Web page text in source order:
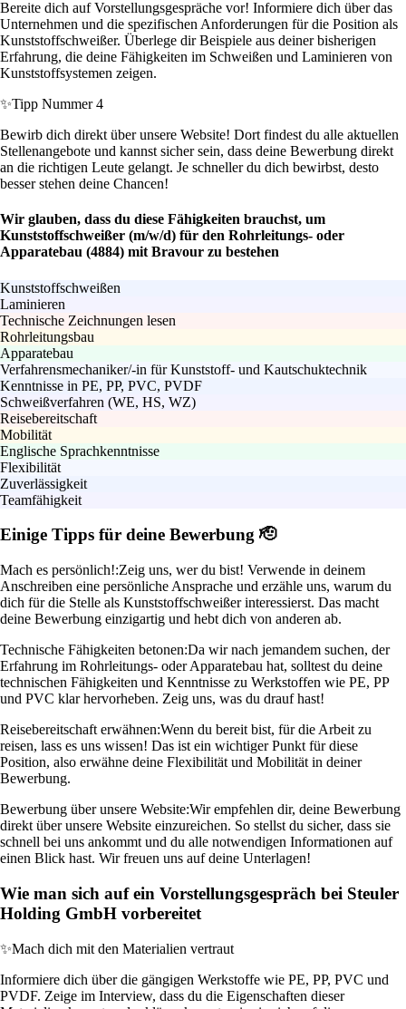
Bereite dich auf Vorstellungsgespräche vor! Informiere dich über das
Unternehmen und die spezifischen Anforderungen für die Position als
Kunststoffschweißer. Überlege dir Beispiele aus deiner bisherigen
Erfahrung, die deine Fähigkeiten im Schweißen und Laminieren von
Kunststoffsystemen zeigen.
✨Tipp Nummer 4
Bewirb dich direkt über unsere Website! Dort findest du alle aktuellen
Stellenangebote und kannst sicher sein, dass deine Bewerbung direkt
an die richtigen Leute gelangt. Je schneller du dich bewirbst, desto
besser stehen deine Chancen!
Wir glauben, dass du diese Fähigkeiten brauchst, um
Kunststoffschweißer (m/w/d) für den Rohrleitungs- oder
Apparatebau (4884) mit Bravour zu bestehen
Kunststoffschweißen
Laminieren
Technische Zeichnungen lesen
Rohrleitungsbau
Apparatebau
Verfahrensmechaniker/-in für Kunststoff- und Kautschuktechnik
Kenntnisse in PE, PP, PVC, PVDF
Schweißverfahren (WE, HS, WZ)
Reisebereitschaft
Mobilität
Englische Sprachkenntnisse
Flexibilität
Zuverlässigkeit
Teamfähigkeit
Einige Tipps für deine Bewerbung 🫡
Mach es persönlich!:Zeig uns, wer du bist! Verwende in deinem
Anschreiben eine persönliche Ansprache und erzähle uns, warum du
dich für die Stelle als Kunststoffschweißer interessierst. Das macht
deine Bewerbung einzigartig und hebt dich von anderen ab.
Technische Fähigkeiten betonen:Da wir nach jemandem suchen, der
Erfahrung im Rohrleitungs- oder Apparatebau hat, solltest du deine
technischen Fähigkeiten und Kenntnisse zu Werkstoffen wie PE, PP
und PVC klar hervorheben. Zeig uns, was du drauf hast!
Reisebereitschaft erwähnen:Wenn du bereit bist, für die Arbeit zu
reisen, lass es uns wissen! Das ist ein wichtiger Punkt für diese
Position, also erwähne deine Flexibilität und Mobilität in deiner
Bewerbung.
Bewerbung über unsere Website:Wir empfehlen dir, deine Bewerbung
direkt über unsere Website einzureichen. So stellst du sicher, dass sie
schnell bei uns ankommt und du alle notwendigen Informationen auf
einen Blick hast. Wir freuen uns auf deine Unterlagen!
Wie man sich auf ein Vorstellungsgespräch bei Steuler
Holding GmbH vorbereitet
✨Mach dich mit den Materialien vertraut
Informiere dich über die gängigen Werkstoffe wie PE, PP, PVC und
PVDF. Zeige im Interview, dass du die Eigenschaften dieser